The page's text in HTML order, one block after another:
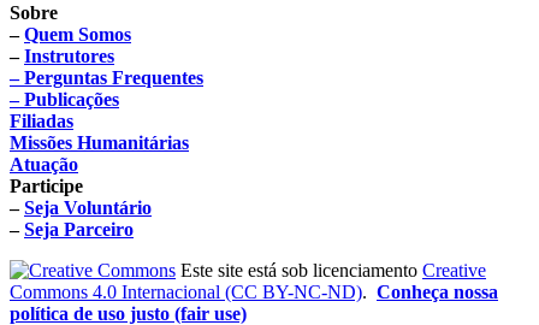
Sobre
–Quem Somos
–Instrutores
– Perguntas Frequentes
– Publicações
Filiadas
Missões Humanitárias
Atuação
Participe
–Seja Voluntário
–Seja Parceiro
Este site está sob licenciamento Creative
Commons 4.0 Internacional (CC BY-NC-ND). Conheça nossa
política de uso justo (fair use)